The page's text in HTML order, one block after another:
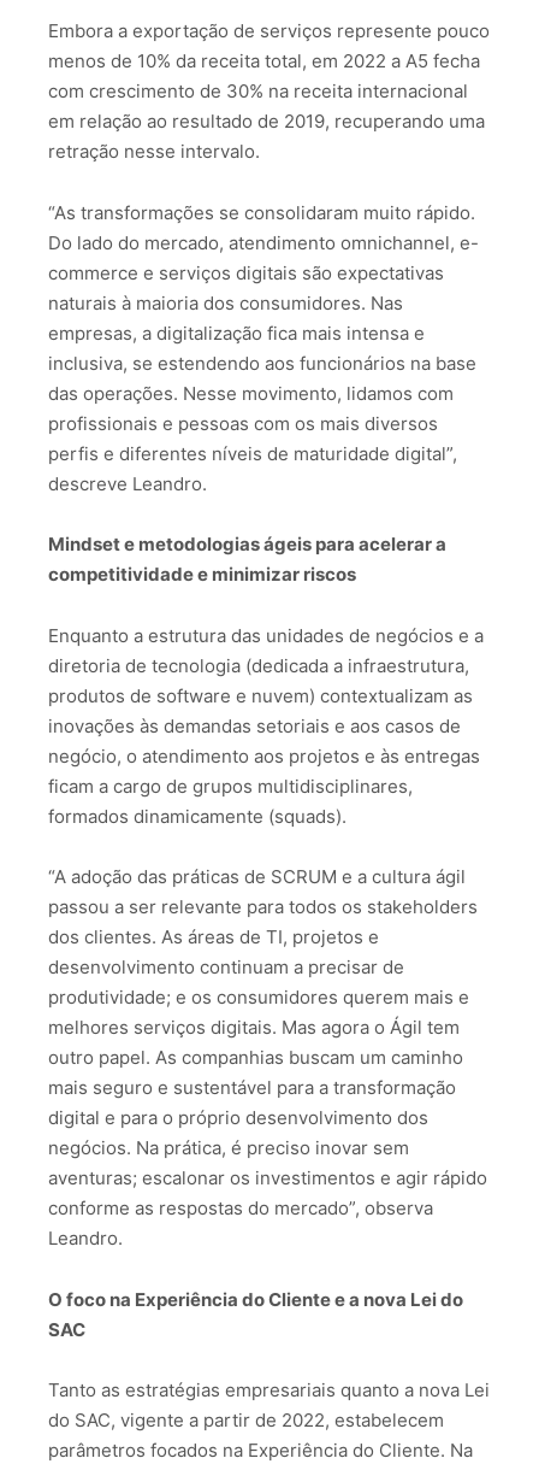
Embora a exportação de serviços represente pouco
menos de 10% da receita total, em 2022 a A5 fecha
com crescimento de 30% na receita internacional
em relação ao resultado de 2019, recuperando uma
retração nesse intervalo.
“As transformações se consolidaram muito rápido.
Do lado do mercado, atendimento omnichannel, e-
commerce e serviços digitais são expectativas
naturais à maioria dos consumidores. Nas
empresas, a digitalização fica mais intensa e
inclusiva, se estendendo aos funcionários na base
das operações. Nesse movimento, lidamos com
profissionais e pessoas com os mais diversos
perfis e diferentes níveis de maturidade digital”,
descreve Leandro.
Mindset e metodologias ágeis para acelerar a
competitividade e minimizar riscos
Enquanto a estrutura das unidades de negócios e a
diretoria de tecnologia (dedicada a infraestrutura,
produtos de software e nuvem) contextualizam as
inovações às demandas setoriais e aos casos de
negócio, o atendimento aos projetos e às entregas
ficam a cargo de grupos multidisciplinares,
formados dinamicamente (squads).
“A adoção das práticas de SCRUM e a cultura ágil
passou a ser relevante para todos os stakeholders
dos clientes. As áreas de TI, projetos e
desenvolvimento continuam a precisar de
produtividade; e os consumidores querem mais e
melhores serviços digitais. Mas agora o Ágil tem
outro papel. As companhias buscam um caminho
mais seguro e sustentável para a transformação
digital e para o próprio desenvolvimento dos
negócios. Na prática, é preciso inovar sem
aventuras; escalonar os investimentos e agir rápido
conforme as respostas do mercado”, observa
Leandro.
O foco na Experiência do Cliente e a nova Lei do
SAC
Tanto as estratégias empresariais quanto a nova Lei
do SAC, vigente a partir de 2022, estabelecem
parâmetros focados na Experiência do Cliente. Na